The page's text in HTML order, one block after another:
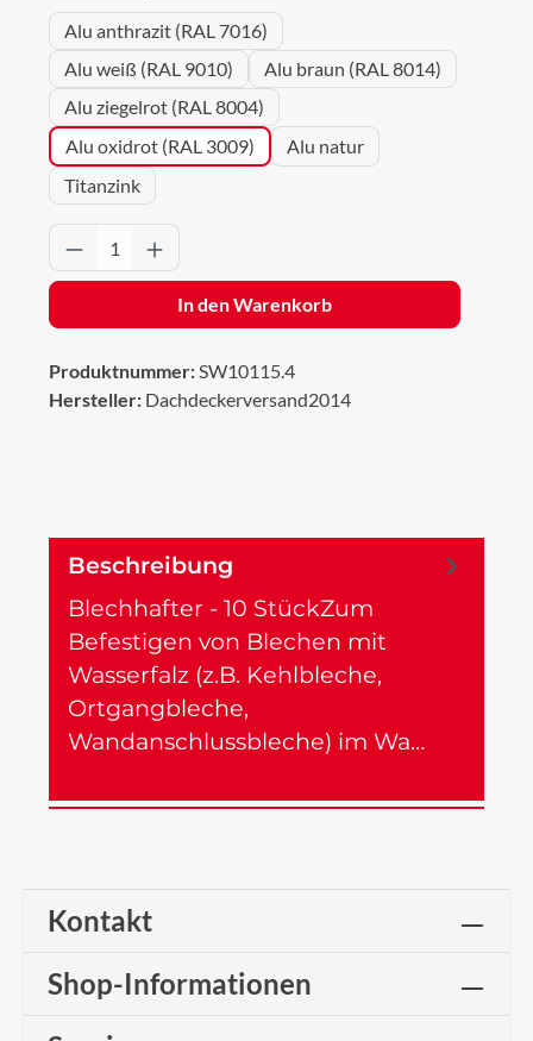
Alu anthrazit (RAL 7016)
Alu weiß (RAL 9010)
Alu braun (RAL 8014)
Alu ziegelrot (RAL 8004)
Alu oxidrot (RAL 3009)
Alu natur
Titanzink
Produkt Anzahl: Gib den gewünschten
In den Warenkorb
Produktnummer:SW10115.4
Hersteller: Dachdeckerversand2014
Beschreibung
Blechhafter - 10 StückZum
Befestigen von Blechen mit
Wasserfalz (z.B. Kehlbleche,
Ortgangbleche,
Wandanschlussbleche) im Wa…
Kontakt
Shop-Informationen